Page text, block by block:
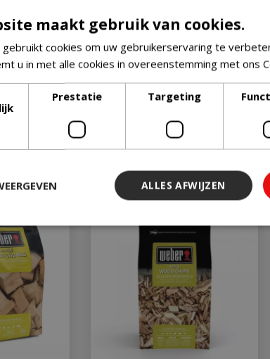
maakt gebruik van cookies.
cookies om uw gebruikerservaring te
u in met alle cookies in overeenstemming met ons
Prestatie Targeting
ALLES AFWIJZEN
noodzakelijk Targeting Functioneel
cookies maken de kernfunctionaliteiten van de website mogelijk,
De website kan niet goed worden gebruikt zonder de strikt
Vervaldatum
29 minuten 59
Deze
maken